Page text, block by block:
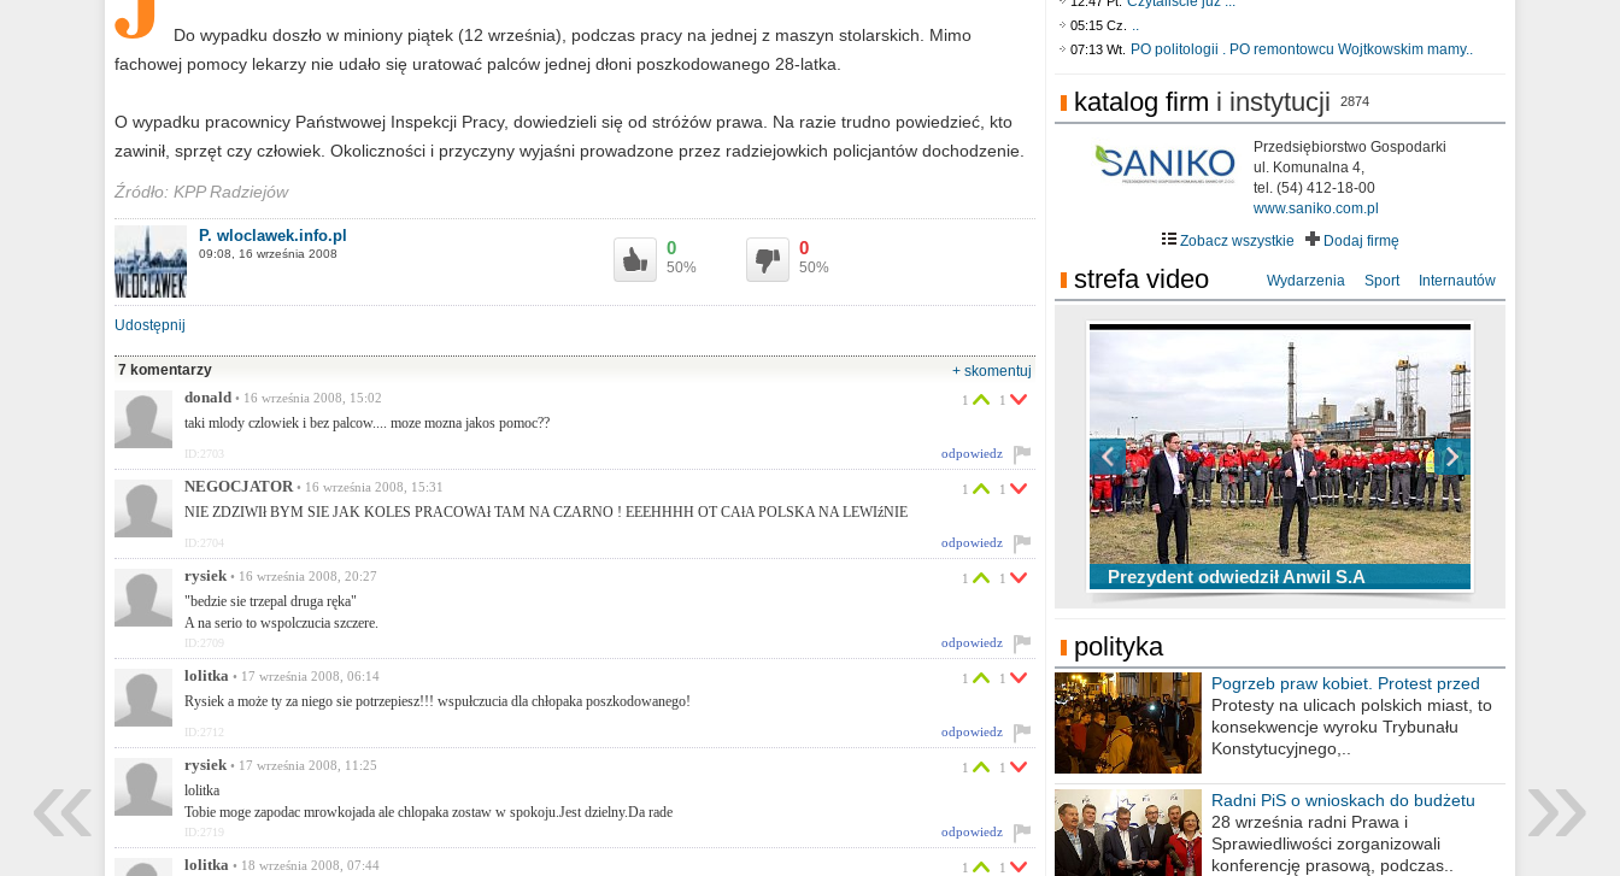
Do wypadku doszło w miniony piątek (12 września), podczas pracy na jednej z maszyn stolarskich. Mimo
fachowej pomocy lekarzy nie udało się uratować palców jednej dłoni poszkodowanego 28-latka.
O wypadku pracownicy Państwowej Inspekcji Pracy, dowiedzieli się od stróżów prawa. Na razie trudno powiedzieć, kto
zawinił, sprzęt czy człowiek. Okoliczności i przyczyny wyjaśni prowadzone przez radziejowkich policjantów dochodzenie.
Źródło: KPP Radziejów
P. wloclawek.info.pl
09:08, 16 września 2008 0
50%
0
50%
Udostępnij
7 komentarzy
+ skomentuj
donald • 16 września 2008, 15:02
taki mlody czlowiek i bez palcow.... moze mozna jakos pomoc??
1 1
odpowiedz
ID:2703
NEGOCJATOR • 16 września 2008, 15:31
NIE ZDZIWIł BYM SIE JAK KOLES PRACOWAł TAM NA CZARNO ! EEEHHHH OT CAłA POLSKA NA LEWIźNIE
1 1
odpowiedz
ID:2704
rysiek • 16 września 2008, 20:27
"bedzie sie trzepal druga ręka"
A na serio to wspolczucia szczere.
1 1
odpowiedz
ID:2709
lolitka • 17 września 2008, 06:14
Rysiek a może ty za niego sie potrzepiesz!!! wspułczucia dla chłopaka poszkodowanego!
1 1
odpowiedz
ID:2712
rysiek • 17 września 2008, 11:25
lolitka
Tobie moge zapodac mrowkojada ale chlopaka zostaw w spokoju.Jest dzielny.Da rade
1 1
odpowiedz
ID:2719
lolitka • 18 września 2008, 07:44 1 1
05:15 Cz. ..
07:13 Wt. PO politologii . PO remontowcu Wojtkowskim mamy..
katalog firm i instytucji 2874
Przedsiębiorstwo Gospodarki
ul. Komunalna 4,
tel. (54) 412-18-00
www.saniko.com.pl
Zobacz wszystkie
Dodaj firmę
strefa video Wydarzenia Sport Internautów
Prezydent odwiedził Anwil S.A
TOP 10 przechwytów Anwilu Włocławek
w EBL w sezonie 2019/2020
TOP 5 rzutów Anwilu Włocławek w BCL
w sezonie 2019/2020
Ni To Ponk - W oczach mamy strach
sixf33t .Last Year DRONE FOOTAGE
Włocławek
XXIII Sesja Rady Miasta Włocławek VIII
kadencji w dniu 09.06.2020 r.
polityka
Pogrzeb praw kobiet. Protest przed
biurem poselskim PiS
Protesty na ulicach polskich miast, to
konsekwencje wyroku Trybunału
Konstytucyjnego,..
Radni PiS o wnioskach do budżetu
miasta na 2021 rok
28 września radni Prawa i
Sprawiedliwości zorganizowali
konferencję prasową, podczas..
»
«